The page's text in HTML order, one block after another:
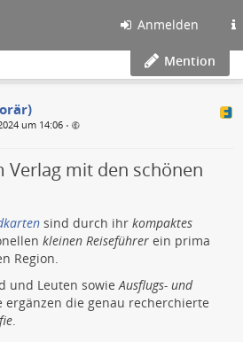
Anmelden
Mention
um 14:06 •
mit den schönen
sind durch ihr kompaktes
kleinen Reiseführer ein prima
Region.
und Leuten sowieAusflugs- und
ergänzen die genau recherchierte
.